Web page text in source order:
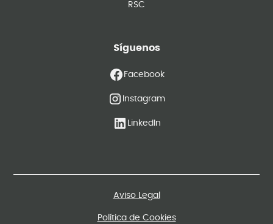
RSC
Síguenos
Facebook
Instagram
LinkedIn
Aviso Legal
Política de Cookies